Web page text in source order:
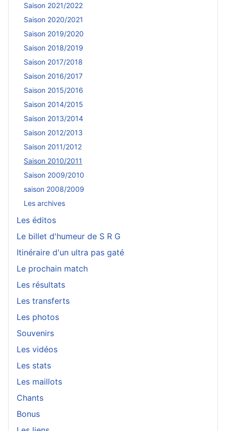
Saison 2021/2022
Saison 2020/2021
Saison 2019/2020
Saison 2018/2019
Saison 2017/2018
Saison 2016/2017
Saison 2015/2016
Saison 2014/2015
Saison 2013/2014
Saison 2012/2013
Saison 2011/2012
Saison 2010/2011
Saison 2009/2010
saison 2008/2009
Les archives
Les éditos
Le billet d'humeur de S R G
Itinéraire d'un ultra pas gaté
Le prochain match
Les résultats
Les transferts
Les photos
Souvenirs
Les vidéos
Les stats
Les maillots
Chants
Bonus